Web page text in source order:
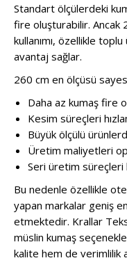
Standart ölçülerdeki
fire oluşturabilir. Ancak
kullanımı, özellikle
avantaj sağlar.
260 cm en ölçüsü
Daha az kumaş fire
Kesim süreçleri
Büyük ölçülü
Üretim maliyetleri
Seri üretim süreçleri
Bu nedenle özellikle
yapan markalar geniş
etmektedir. Krallar
müslin kumaş
kalite hem de verimlilik